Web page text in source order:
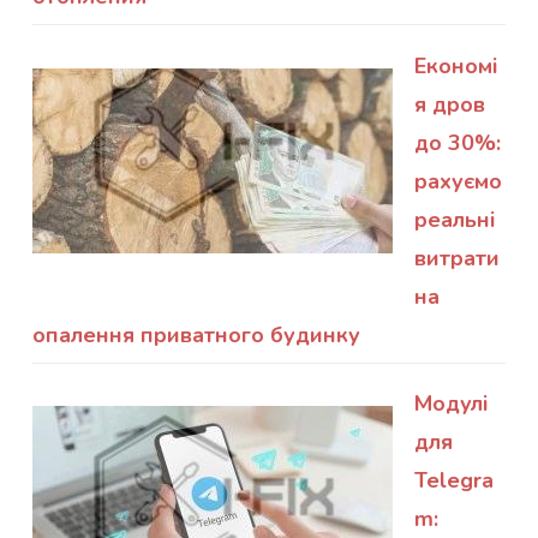
Економі
я дров
до 30%:
рахуємо
реальні
витрати
на
опалення приватного будинку
Модулі
для
Telegra
m: